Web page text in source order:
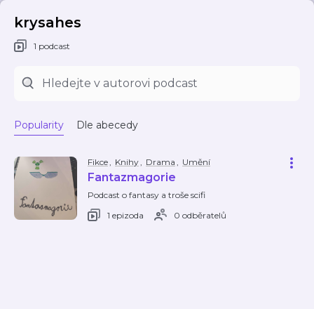
krysahes
1 podcast
Popularity Dle abecedy
Fikce, Knihy, Drama , Umění
Fantazmagorie
Podcast o fantasy a troše scifi
1 epizoda
0 odběratelů